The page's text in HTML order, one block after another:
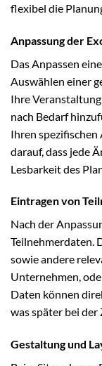
flexibel die
Anpassung der
Das Anpassen
Auswählen einer
Ihre
nach Bedarf
Ihren spezifischen
darauf, dass jede
Lesbarkeit des
Eintragen von
Nach der
Teilnehmerdaten.
sowie andere
Unternehmen,
Daten können
was später bei
Gestaltung und